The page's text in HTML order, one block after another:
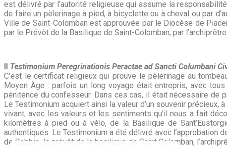
est délivré par l’autorité religieuse qui assume la
de faire un pèlerinage à pied, à bicyclette ou à cheval ou par
Ville de Saint-Colomban est approuvée par le Diocèse de
par le Prévôt de la Basilique de Saint-Colomban, par
Il Testimonium Peregrinationis Peractae ad Sancti Columbani
C’est le certificat religieux qui prouve le pèlerinage au
Moyen Âge : parfois un long voyage était entrepris, avec
pénitence du confesseur. Dans ces cas, il était nécessaire de
Le Testimonium acquiert ainsi la valeur d’un souvenir
vivant, avec les valeurs et les sentiments qu’il nous a fait
kilomètres à pied ou à vélo, de la Basilique de
authentiques. Le Testimonium a été délivré avec l’approbation
de Bobbio, le prévôt de la basilique de Saint Colomban,